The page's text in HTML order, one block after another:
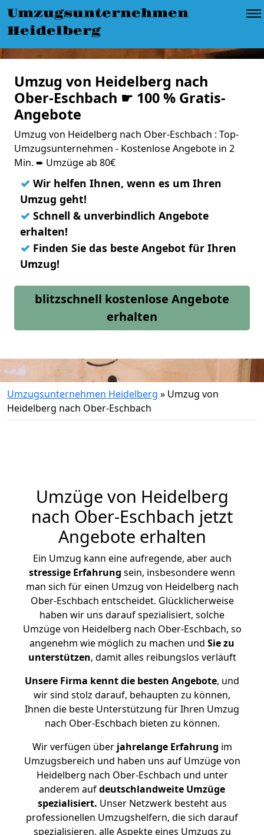
Umzugsunternehmen
Heidelberg
Umzug von Heidelberg nach
Ober-Eschbach ☛ 100 % Gratis-
Angebote
Umzug von Heidelberg nach Ober-Eschbach : Top-
Umzugsunternehmen - Kostenlose Angebote in 2
Min. ➨ Umzüge ab 80€
✓ Wir helfen Ihnen, wenn es um Ihren
Umzug geht!
✓ Schnell & unverbindlich Angebote
erhalten!
✓ Finden Sie das beste Angebot für Ihren
Umzug!
blitzschnell kostenlose Angebote
erhalten
Umzugsunternehmen Heidelberg » Umzug von
Heidelberg nach Ober-Eschbach
Umzüge von Heidelberg
nach Ober-Eschbach jetzt
Angebote erhalten
Ein Umzug kann eine aufregende, aber auch
stressige Erfahrung sein, insbesondere wenn
man sich für einen Umzug von Heidelberg nach
Ober-Eschbach entscheidet. Glücklicherweise
haben wir uns darauf spezialisiert, solche
Umzüge von Heidelberg nach Ober-Eschbach, so
angenehm wie möglich zu machen und Sie zu
unterstützen, damit alles reibungslos verläuft
Unsere Firma kennt die besten Angebote, und
wir sind stolz darauf, behaupten zu können,
Ihnen die beste Unterstützung für Ihren Umzug
nach Ober-Eschbach bieten zu können.
Wir verfügen überjahrelange Erfahrung im
Umzugsbereich und haben uns auf Umzüge von
Heidelberg nach Ober-Eschbach und unter
anderem aufdeutschlandweite Umzüge
spezialisiert. Unser Netzwerk besteht aus
professionellen Umzugshelfern, die sich darauf
spezialisieren, alle Aspekte eines Umzugs zu